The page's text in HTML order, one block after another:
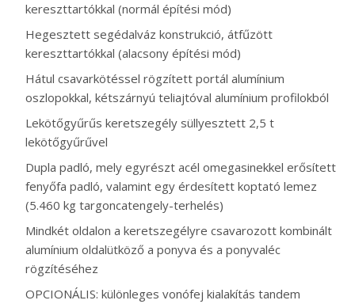
kereszttartókkal (normál építési mód)
Hegesztett segédalváz konstrukció, átfűzött
kereszttartókkal (alacsony építési mód)
Hátul csavarkötéssel rögzített portál alumínium
oszlopokkal, kétszárnyú teliajtóval alumínium profilokból
Lekötőgyűrűs keretszegély süllyesztett 2,5 t
lekötőgyűrűvel
Dupla padló, mely egyrészt acél omegasinekkel erősített
fenyőfa padló, valamint egy érdesített koptató lemez
(5.460 kg targoncatengely-terhelés)
Mindkét oldalon a keretszegélyre csavarozott kombinált
alumínium oldalütköző a ponyva és a ponyvaléc
rögzítéséhez
OPCIONÁLIS: különleges vonófej kialakítás tandem